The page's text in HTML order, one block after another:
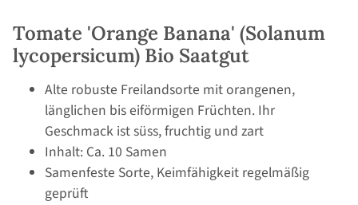
Tomate 'Orange Banana' (Solanum
lycopersicum) Bio Saatgut
Alte robuste Freilandsorte mit orangenen,
länglichen bis eiförmigen Früchten. Ihr
Geschmack ist süss, fruchtig und zart
Inhalt: Ca. 10 Samen
Samenfeste Sorte, Keimfähigkeit regelmäßig
geprüft